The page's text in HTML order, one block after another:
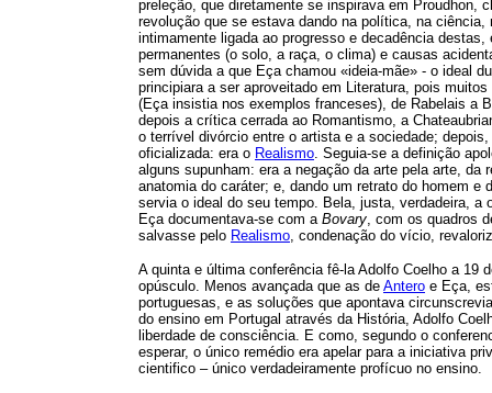
preleção, que diretamente se inspirava em Proudhon,
revolução que se estava dando na política, na
intimamente ligada ao progresso e decadência
permanentes (o solo, a raça, o clima) e causas
sem dúvida a que Eça chamou «ideia-mãe» - o ideal
principiara a ser aproveitado em Literatura, pois
(Eça insistia nos exemplos franceses), de Rabelais a
depois a crítica cerrada ao Romantismo, a
o terrível divórcio entre o artista e a sociedade;
oficializada: era o Realismo. Seguia-se a definição
alguns supunham: era a negação da arte pela arte,
anatomia do caráter; e, dando um retrato do homem e
servia o ideal do seu tempo. Bela, justa, verdadeira, a
Eça documentava-se com a Bovary, com os quadros
salvasse pelo Realismo, condenação do vício,
A quinta e última conferência fê-la Adolfo Coelho a 19
opúsculo. Menos avançada que as de Antero e Eça,
portuguesas, e as soluções que apontava
do ensino em Portugal através da História, Adolfo
liberdade de consciência. E como, segundo o
esperar, o único remédio era apelar para a iniciativa
cientifico – único verdadeiramente profícuo no ensino.